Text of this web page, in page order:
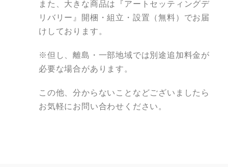
また、大きな商品は『アートセッティングデ
リバリー』開梱・組立・設置（無料）でお届
けしております。
※但し、離島・一部地域では別途追加料金が
必要な場合があります。
この他、分からないことなどございましたら
お気軽にお問い合わせください。